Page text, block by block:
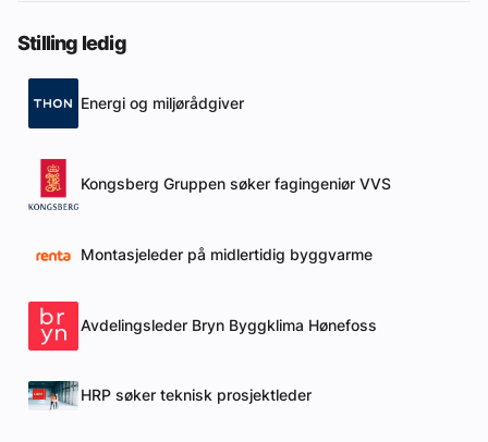
Stilling ledig
Energi og miljørådgiver
Kongsberg Gruppen søker fagingeniør VVS
Montasjeleder på midlertidig byggvarme
Avdelingsleder Bryn Byggklima Hønefoss
HRP søker teknisk prosjektleder